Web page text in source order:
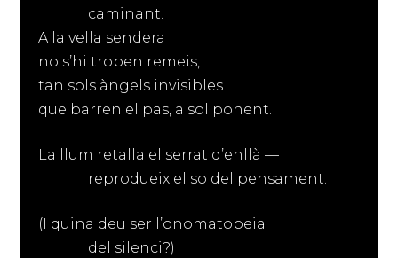
caminant.
A la vella sendera
no s’hi troben remeis,
tan sols àngels invisibles
que barren el pas, a sol ponent.
La llum retalla el serrat d’enllà —
reprodueix el so del pensament.
(I quina deu ser l’onomatopeia
del silenci?)